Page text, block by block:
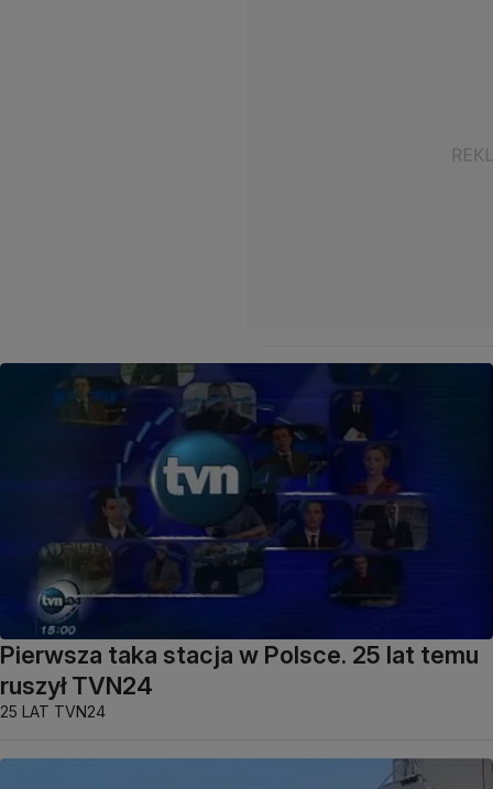
Pierwsza taka stacja w Polsce. 25 lat temu
ruszył TVN24
25 LAT TVN24